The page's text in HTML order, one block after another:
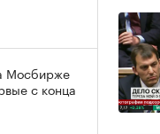
Мосбирже
с конца